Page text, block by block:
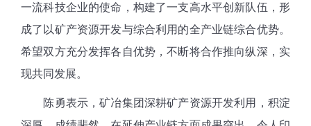
一流科技企业的使命，构建了一支高水平创新队伍，形
成了以矿产资源开发与综合利用的全产业链综合优势。
希望双方充分发挥各自优势，不断将合作推向纵深，实
现共同发展。
陈勇表示，矿冶集团深耕矿产资源开发利用，积淀